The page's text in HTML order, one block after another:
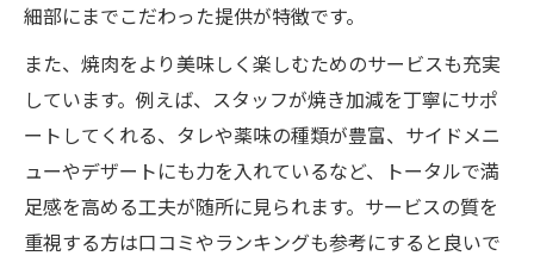
細部にまでこだわった提供が特徴です。
また、焼肉をより美味しく楽しむためのサービスも充実
しています。例えば、スタッフが焼き加減を丁寧にサポ
ートしてくれる、タレや薬味の種類が豊富、サイドメニ
ューやデザートにも力を入れているなど、トータルで満
足感を高める工夫が随所に見られます。サービスの質を
重視する方は口コミやランキングも参考にすると良いで